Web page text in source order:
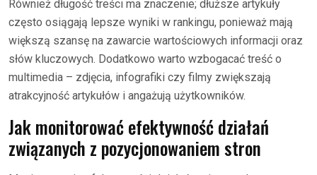
Również długość treści ma znaczenie; dłuższe artykuły
często osiągają lepsze wyniki w rankingu, ponieważ mają
większą szansę na zawarcie wartościowych informacji oraz
słów kluczowych. Dodatkowo warto wzbogacać treść o
multimedia – zdjęcia, infografiki czy filmy zwiększają
atrakcyjność artykułów i angażują użytkowników.
Jak monitorować efektywność działań
związanych z pozycjonowaniem stron